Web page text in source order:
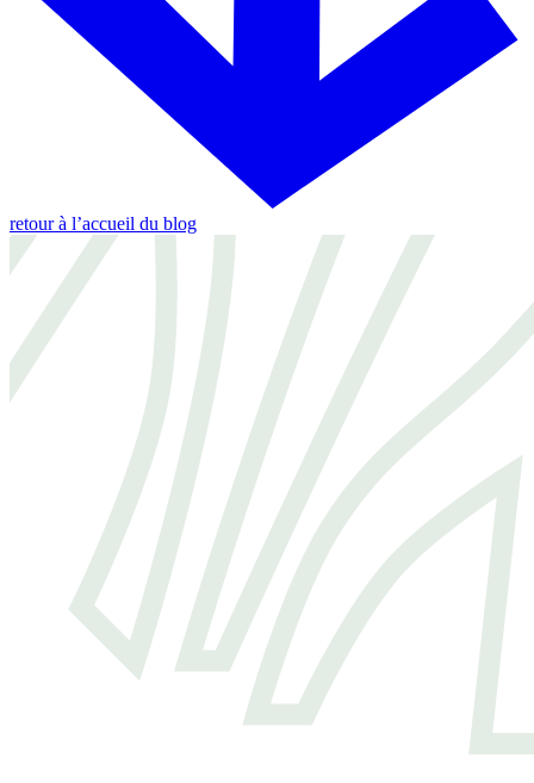
retour à l’accueil du blog